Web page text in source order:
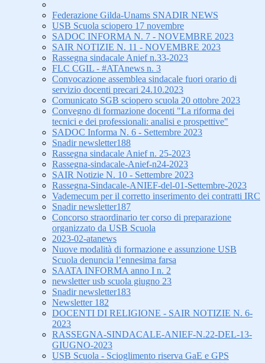
Federazione Gilda-Unams SNADIR NEWS
USB Scuola sciopero 17 novembre
SADOC INFORMA N. 7 - NOVEMBRE 2023
SAIR NOTIZIE N. 11 - NOVEMBRE 2023
Rassegna sindacale Anief n.33-2023
FLC CGIL - #ATAnews n. 3
Convocazione assemblea sindacale fuori orario di
servizio docenti precari 24.10.2023
Comunicato SGB sciopero scuola 20 ottobre 2023
Convegno di formazione docenti "La riforma dei
tecnici e dei professionali: analisi e prospettive"
SADOC Informa N. 6 - Settembre 2023
Snadir newsletter188
Rassegna sindacale Anief n. 25-2023
Rassegna-sindacale-Anief-n24-2023
SAIR Notizie N. 10 - Settembre 2023
Rassegna-Sindacale-ANIEF-del-01-Settembre-2023
Vademecum per il corretto inserimento dei contratti IRC
Snadir newsletter187
Concorso straordinario ter corso di preparazione
organizzato da USB Scuola
2023-02-atanews
Nuove modalità di formazione e assunzione USB
Scuola denuncia l’ennesima farsa
SAATA INFORMA anno I n. 2
newsletter usb scuola giugno 23
Snadir newsletter183
Newsletter 182
DOCENTI DI RELIGIONE - SAIR NOTIZIE N. 6-
2023
RASSEGNA-SINDACALE-ANIEF-N.22-DEL-13-
GIUGNO-2023
USB Scuola - Scioglimento riserva GaE e GPS